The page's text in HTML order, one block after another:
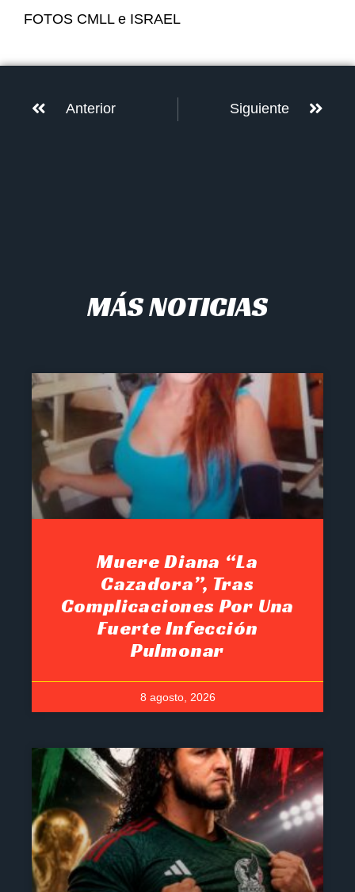
FOTOS CMLL e ISRAEL
Anterior Siguiente
MÁS NOTICIAS
Muere Diana “La
Cazadora”, Tras
Complicaciones Por Una
Fuerte Infección
Pulmonar
8 agosto, 2026